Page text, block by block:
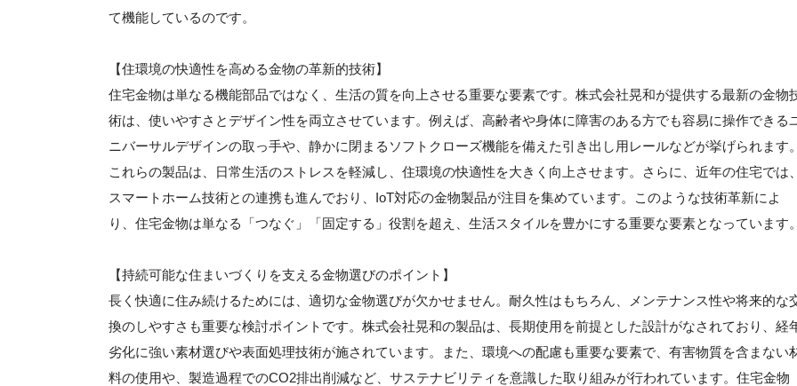
て機能しているのです。
【住環境の快適性を高める金物の革新的技術】
住宅金物は単なる機能部品ではなく、生活の質を向上させる重要な要素です。株式会社晃和が提供する最新の金物
術は、使いやすさとデザイン性を両立させています。例えば、高齢者や身体に障害のある方でも容易に操作できる
ニバーサルデザインの取っ手や、静かに閉まるソフトクローズ機能を備えた引き出し用レールなどが挙げられます。
これらの製品は、日常生活のストレスを軽減し、住環境の快適性を大きく向上させます。さらに、近年の住宅では、
スマートホーム技術との連携も進んでおり、IoT対応の金物製品が注目を集めています。このような技術革新によ
り、住宅金物は単なる「つなぐ」「固定する」役割を超え、生活スタイルを豊かにする重要な要素となっています。
【持続可能な住まいづくりを支える金物選びのポイント】
長く快適に住み続けるためには、適切な金物選びが欠かせません。耐久性はもちろん、メンテナンス性や将来的な
換のしやすさも重要な検討ポイントです。株式会社晃和の製品は、長期使用を前提とした設計がなされており、経
劣化に強い素材選びや表面処理技術が施されています。また、環境への配慮も重要な要素で、有害物質を含まない
料の使用や、製造過程でのCO2排出削減など、サステナビリティを意識した取り組みが行われています。住宅金物